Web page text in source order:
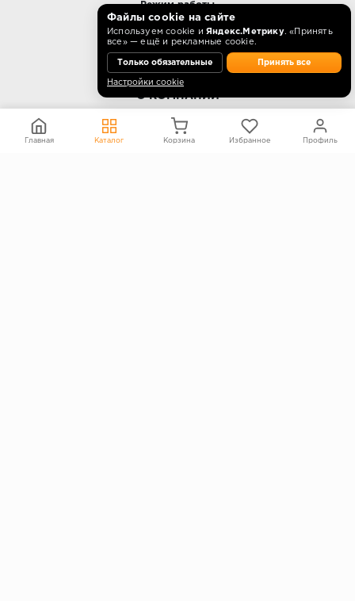
Режим работы
10:00 - 18:00 пн-пт.
О КОМПАНИИ
Контакты
О компании
Файлы cookie на сайте
Используем cookie и Яндекс.Метрику. «Принять
все» — ещё и рекламные cookie.
Только обязательные Принять все
Настройки cookie
Главная Каталог Корзина Избранное Профиль